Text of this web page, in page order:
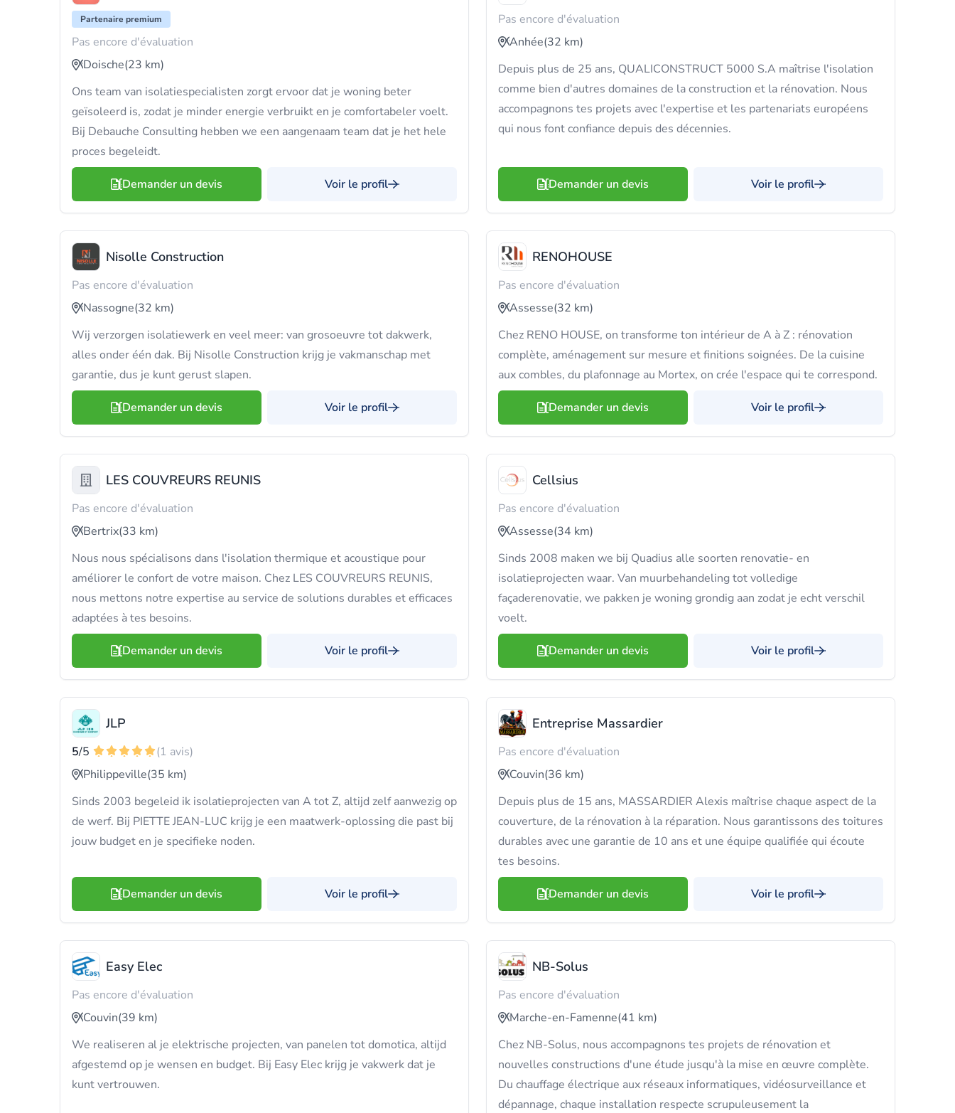
Partenaire premium
Pas encore d'évaluation
Doische(23 km)
Ons team van isolatiespecialisten zorgt ervoor dat je woning beter
geïsoleerd is, zodat je minder energie verbruikt en je comfortabeler voelt.
Bij Debauche Consulting hebben we een aangenaam team dat je het hele
proces begeleidt.
Demander un devis Voir le profil
Pas encore d'évaluation
Anhée(32 km)
Depuis plus de 25 ans, QUALICONSTRUCT 5000 S.A maîtrise l'isolation
comme bien d'autres domaines de la construction et la rénovation. Nous
accompagnons tes projets avec l'expertise et les partenariats européens
qui nous font confiance depuis des décennies.
Demander un devis Voir le profil
Nisolle Construction
Pas encore d'évaluation
Nassogne(32 km)
Wij verzorgen isolatiewerk en veel meer: van grosoeuvre tot dakwerk,
alles onder één dak. Bij Nisolle Construction krijg je vakmanschap met
garantie, dus je kunt gerust slapen.
Demander un devis Voir le profil
RENOHOUSE
Pas encore d'évaluation
Assesse(32 km)
Chez RENO HOUSE, on transforme ton intérieur de A à Z : rénovation
complète, aménagement sur mesure et finitions soignées. De la cuisine
aux combles, du plafonnage au Mortex, on crée l'espace qui te correspond.
Demander un devis Voir le profil
LES COUVREURS REUNIS
Pas encore d'évaluation
Bertrix(33 km)
Nous nous spécialisons dans l'isolation thermique et acoustique pour
améliorer le confort de votre maison. Chez LES COUVREURS REUNIS,
nous mettons notre expertise au service de solutions durables et efficaces
adaptées à tes besoins.
Demander un devis Voir le profil
Cellsius
Pas encore d'évaluation
Assesse(34 km)
Sinds 2008 maken we bij Quadius alle soorten renovatie- en
isolatieprojecten waar. Van muurbehandeling tot volledige
façaderenovatie, we pakken je woning grondig aan zodat je echt verschil
voelt.
Demander un devis Voir le profil
JLP
5/5
(1 avis)
Philippeville(35 km)
Sinds 2003 begeleid ik isolatieprojecten van A tot Z, altijd zelf aanwezig op
de werf. Bij PIETTE JEAN-LUC krijg je een maatwerk-oplossing die past bij
jouw budget en je specifieke noden.
Demander un devis Voir le profil
Entreprise Massardier
Pas encore d'évaluation
Couvin(36 km)
Depuis plus de 15 ans, MASSARDIER Alexis maîtrise chaque aspect de la
couverture, de la rénovation à la réparation. Nous garantissons des toitures
durables avec une garantie de 10 ans et une équipe qualifiée qui écoute
tes besoins.
Demander un devis Voir le profil
Easy Elec
Pas encore d'évaluation
Couvin(39 km)
We realiseren al je elektrische projecten, van panelen tot domotica, altijd
afgestemd op je wensen en budget. Bij Easy Elec krijg je vakwerk dat je
kunt vertrouwen.
NB-Solus
Pas encore d'évaluation
Marche-en-Famenne(41 km)
Chez NB-Solus, nous accompagnons tes projets de rénovation et
nouvelles constructions d'une étude jusqu'à la mise en œuvre complète.
Du chauffage électrique aux réseaux informatiques, vidéosurveillance et
dépannage, chaque installation respecte scrupuleusement la